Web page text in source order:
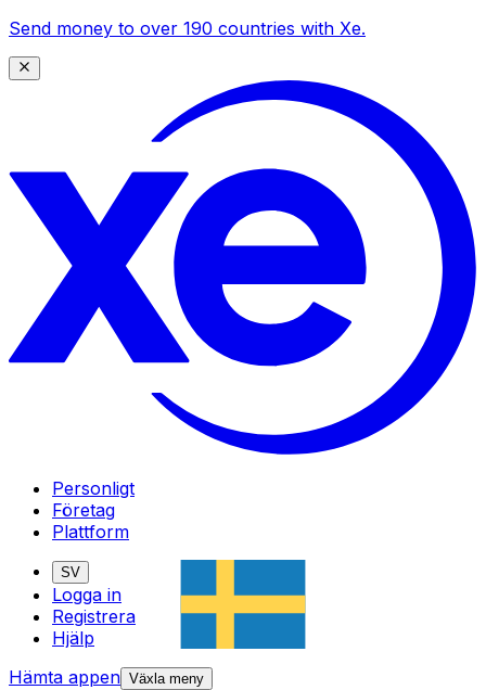
Send money to over 190 countries with Xe.
Personligt
Företag
Plattform
SV
Logga in
Registrera
Hjälp
Hämta appen Växla meny